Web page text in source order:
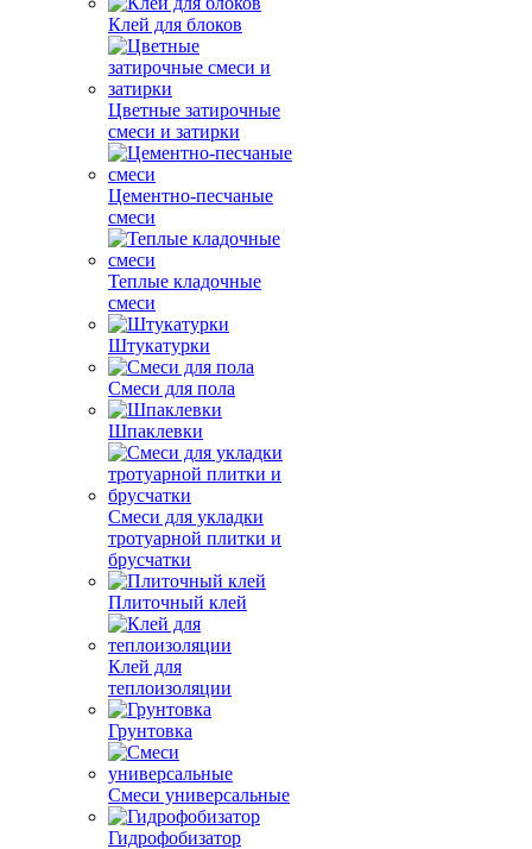
Клей для блоков
Цветные затирочные
смеси и затирки
Цементно-песчаные
смеси
Теплые кладочные
смеси
Штукатурки
Смеси для пола
Шпаклевки
Смеси для укладки
тротуарной плитки и
брусчатки
Плиточный клей
Клей для
теплоизоляции
Грунтовка
Смеси универсальные
Гидрофобизатор